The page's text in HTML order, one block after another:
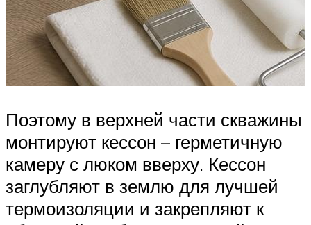
Поэтому в верхней части скважины
монтируют кессон – герметичную
камеру с люком вверху. Кессон
заглубляют в землю для лучшей
термоизоляции и закрепляют к